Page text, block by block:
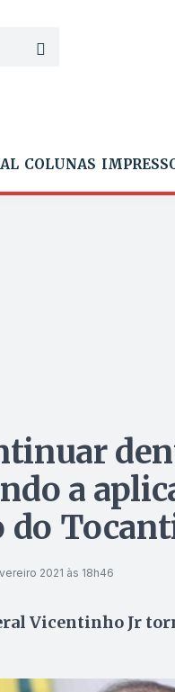
COLUNAS
a
do
2021 às 18h46
Vicentinho Jr